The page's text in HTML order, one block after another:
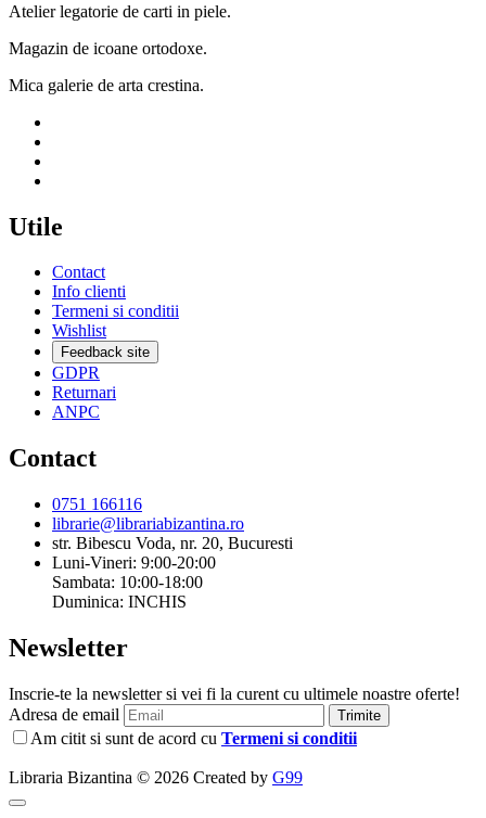
Atelier legatorie de carti in piele.
Magazin de icoane ortodoxe.
Mica galerie de arta crestina.
Utile
Contact
Info clienti
Termeni si conditii
Wishlist
Feedback site
GDPR
Returnari
ANPC
Contact
0751 166116
librarie@librariabizantina.ro
str. Bibescu Voda, nr. 20, Bucuresti
Luni-Vineri: 9:00-20:00
Sambata: 10:00-18:00
Duminica: INCHIS
Newsletter
Inscrie-te la newsletter si vei fi la curent cu ultimele noastre oferte!
Adresa de email
Trimite
Am citit si sunt de acord cu Termeni si conditii
Libraria Bizantina © 2026 Created by G99